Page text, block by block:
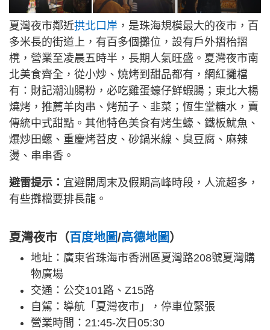
夏灣夜市鄰近拱北口岸 ，是珠海規模最大的夜市，百
多米長的街道上，有百多個攤位，設有戶外摺枱摺
櫈，營業至凌晨五時半，長期人氣旺盛。夏灣夜市南
北美食齊全，從小炒、燒烤到甜品都有，網紅攤檔
有：財記潮汕腸粉，必吃雞蛋蠔仔鮮蝦腸；東北大楊
燒烤，推薦羊肉串、烤茄子、韭菜；恆生堂糖水，賣
傳統中式甜點。其他特色美食有烤生蠔、鐵板魷魚、
爆炒田螺、重慶烤苕皮、砂鍋米線、臭豆腐、麻辣
燙、串串香。
避雷提示： 宜避開周末及假期高峰時段，人流超多，
有些攤檔要排長龍。
夏灣夜市（百度地圖/高德地圖 ）
地址：廣東省珠海市香洲區夏灣路208號夏灣購
物廣場
交通：公交101路、Z15路
自駕：導航「夏灣夜市」，停車位緊張
營業時間：21:45-次日05:30